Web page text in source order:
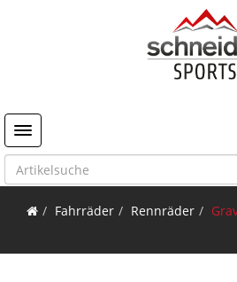
Toggle navigation
Fahrräder Rennräder